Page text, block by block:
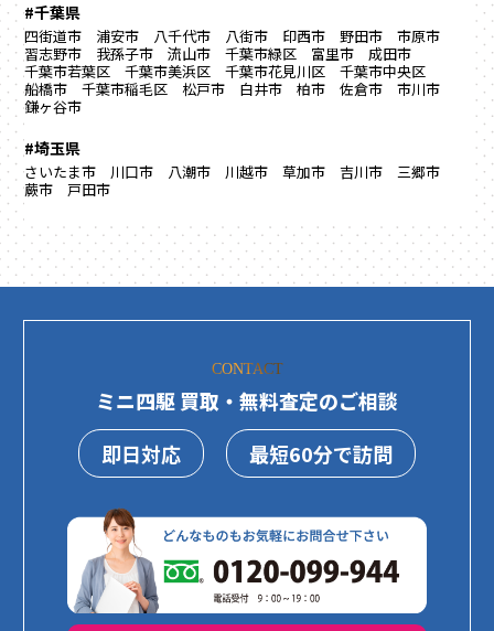
#千葉県
四街道市 浦安市 八千代市 八街市 印西市 野田市
市原市
習志野市
我孫子市 流山市 千葉市緑区 富里市
成田市
千葉市若葉区
千葉市美浜区 千葉市花見川区
千葉市中央区
船橋市
千葉市稲毛区 松戸市 白井市 柏市 佐倉市
市川市
鎌ヶ谷市
#埼玉県
さいたま市 川口市 八潮市 川越市 草加市 吉川市
三郷市
蕨市
戸田市
CONTACT
ミニ四駆 買取・無料査定のご相談
即日対応
最短60分で訪問